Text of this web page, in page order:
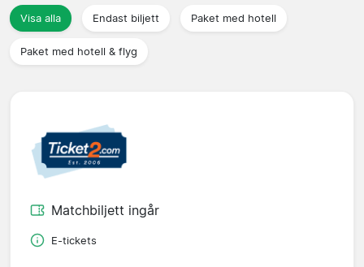
Resebyråer
Visa alla Endast biljett Paket med hotell
Paket med hotell & flyg
Matchbiljett ingår
E-tickets